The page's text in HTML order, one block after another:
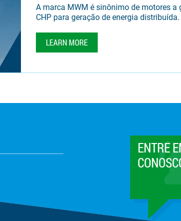
A marca MWM é sinônimo de motores a
CHP para geração de energia distribuída.
LEARN MORE
ENTRE